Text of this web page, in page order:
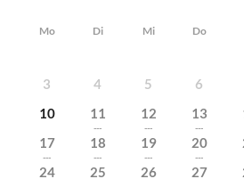
Mo Di Mi Do
3
4 5 6
10
11
---
12
---
13
---
17
---
18
---
19
---
20
---
24 25 26 27